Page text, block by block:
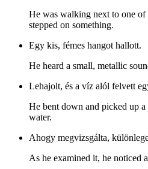
He was walking next to one
stepped on something.
Egy kis, fémes hangot hallott.
He heard a small, metallic
Lehajolt, és a víz alól felvett
He bent down and picked up
water.
Ahogy megvizsgálta,
As he examined it, he noticed